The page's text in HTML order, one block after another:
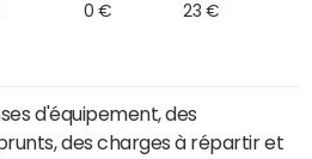
0 € 23 €
d'équipement, des
des charges à répartir et